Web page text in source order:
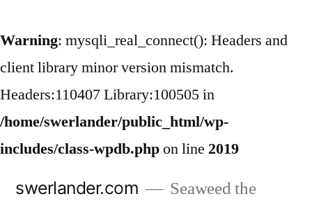
Warning: mysqli_real_connect(): Headers and
client library minor version mismatch.
Headers:110407 Library:100505 in
/home/swerlander/public_html/wp-
includes/class-wpdb.phpon line 2019
swerlander.com
Seaweed the